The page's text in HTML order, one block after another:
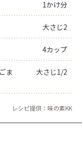
1かけ分
大さじ2
4カップ
ま
大さじ1/2
レシピ提供：味の素KK